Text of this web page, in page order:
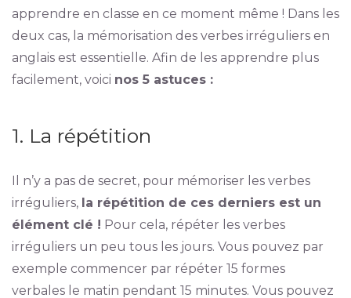
apprendre en classe en ce moment même ! Dans les
deux cas, la mémorisation des verbes irréguliers en
anglais est essentielle. Afin de les apprendre plus
facilement, voici nos 5 astuces :
1. La répétition
Il n’y a pas de secret, pour mémoriser les verbes
irréguliers, la répétition de ces derniers est un
élément clé ! Pour cela, répéter les verbes
irréguliers un peu tous les jours. Vous pouvez par
exemple commencer par répéter 15 formes
verbales le matin pendant 15 minutes. Vous pouvez